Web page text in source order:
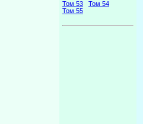
Том 53
Том 54
Том 55